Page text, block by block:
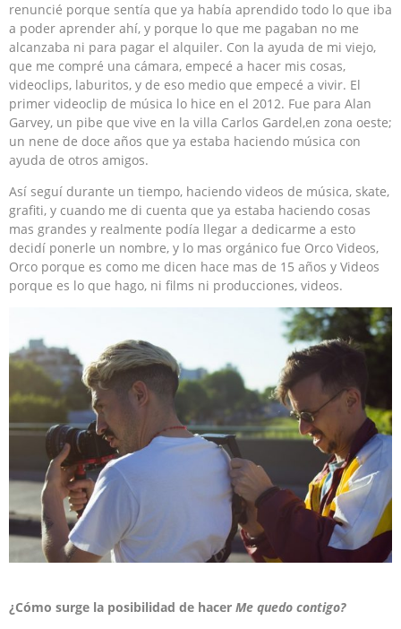
renuncié porque sentía que ya había aprendido todo lo que iba
a poder aprender ahí, y porque lo que me pagaban no me
alcanzaba ni para pagar el alquiler. Con la ayuda de mi viejo,
que me compré una cámara, empecé a hacer mis cosas,
videoclips, laburitos, y de eso medio que empecé a vivir. El
primer videoclip de música lo hice en el 2012. Fue para Alan
Garvey, un pibe que vive en la villa Carlos Gardel,en zona oeste;
un nene de doce años que ya estaba haciendo música con
ayuda de otros amigos.
Así seguí durante un tiempo, haciendo videos de música, skate,
grafiti, y cuando me di cuenta que ya estaba haciendo cosas
mas grandes y realmente podía llegar a dedicarme a esto
decidí ponerle un nombre, y lo mas orgánico fue Orco Videos,
Orco porque es como me dicen hace mas de 15 años y Videos
porque es lo que hago, ni films ni producciones, videos.
¿Cómo surge la posibilidad de hacer Me quedo contigo?